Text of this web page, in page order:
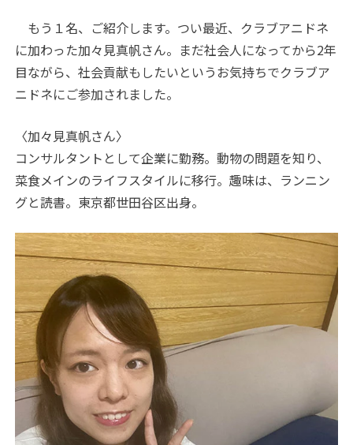
もう１名、ご紹介します。つい最近、クラブアニドネ
に加わった加々見真帆さん。まだ社会人になってから2年
目ながら、社会貢献もしたいというお気持ちでクラブア
ニドネにご参加されました。
〈加々見真帆さん〉
コンサルタントとして企業に勤務。動物の問題を知り、
菜食メインのライフスタイルに移行。趣味は、ランニン
グと読書。東京都世田谷区出身。